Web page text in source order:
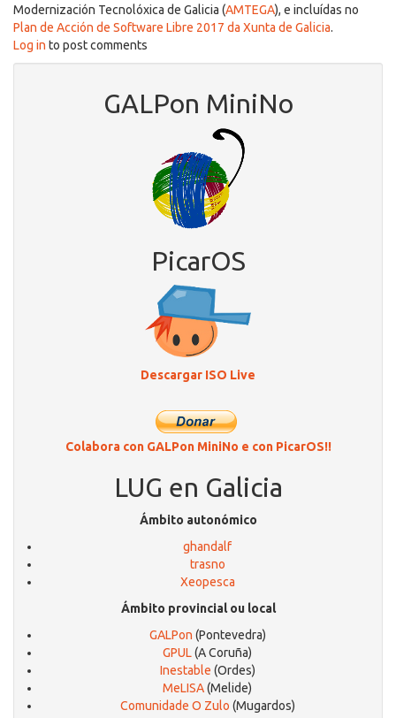
Modernización Tecnolóxica de Galicia (AMTEGA), e incluídas no
Plan de Acción de Software Libre 2017 da Xunta de Galicia.
Log in to post comments
GALPon MiniNo
PicarOS
Descargar ISO Live
Colabora con GALPon MiniNo e con PicarOS!!
LUG en Galicia
Ámbito autonómico
ghandalf
trasno
Xeopesca
Ámbito provincial ou local
GALPon (Pontevedra)
GPUL(A Coruña)
Inestable (Ordes)
MeLISA(Melide)
Comunidade O Zulo (Mugardos)